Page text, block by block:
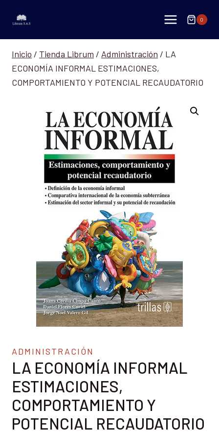
0
Inicio / Tienda Librum / Administración / LA
ECONOMÍA INFORMAL ESTIMACIONES,
COMPORTAMIENTO Y POTENCIAL RECAUDATORIO
ADMINISTRACIÓN
LA ECONOMÍA INFORMAL
ESTIMACIONES,
COMPORTAMIENTO Y
POTENCIAL RECAUDATORIO